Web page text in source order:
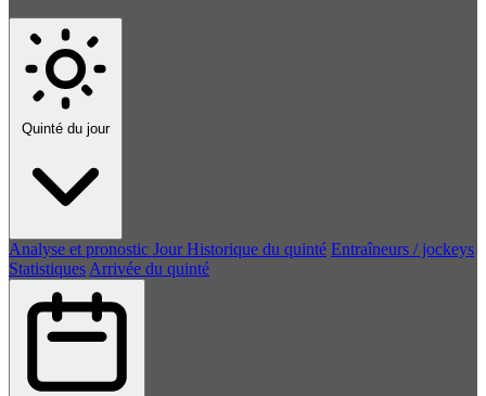
Quinté du jour
Analyse et pronostic Jour Historique du quinté Entraîneurs / jockeys
Statistiques Arrivée du quinté